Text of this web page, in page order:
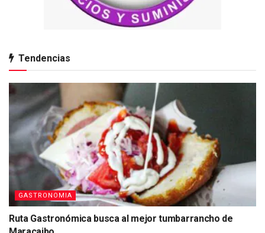
Tendencias
GASTRONOMIA
Ruta Gastronómica busca al mejor tumbarrancho de